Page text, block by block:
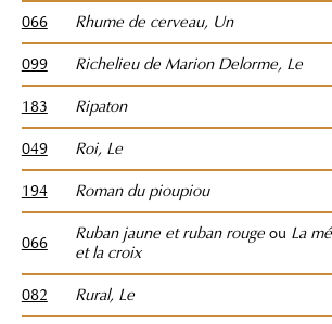
066 Rhume de cerveau, Un
099 Richelieu de Marion Delorme, Le
183 Ripaton
049 Roi, Le
194 Roman du pioupiou
066 Ruban jaune et ruban rougeou La
et la croix
082 Rural, Le